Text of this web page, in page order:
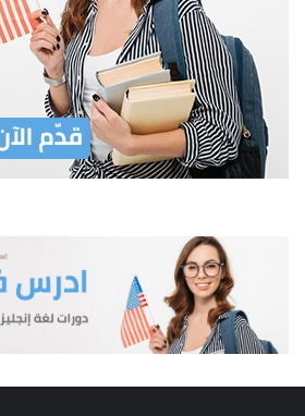
الا باتفاق خاص بين الحكومتين وفي حالة
المادة 5
المادة 5- العقود المغطاة.
ان القرار النهائي حول ما اذا كانت العقود
قرض الخزينة الفرنسي وفقا لشروط هذا
تبادل الكتب ما بين السلطات الاردنية
الاقتصادي والتجاري في السفارة
الفرنسية الرسمية لن يتم اتخاذ اي قرار
بشأن العقود المغطاة في حالة حدوث